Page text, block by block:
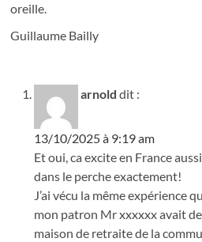
oreille.
Guillaume Bailly
arnold dit :
13/10/2025 à 9:19 am
Et oui, ca excite en France
dans le perche exactement!
J’ai vécu la même expérience
mon patron Mr xxxxxx avait
maison de retraite de la